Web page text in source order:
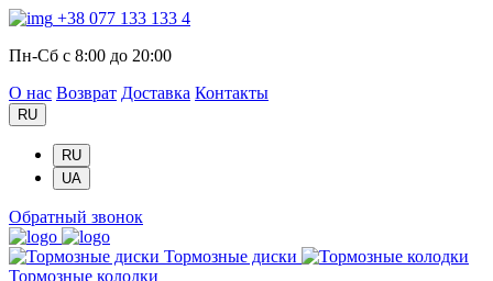
+38 077 133 133 4
Пн-Сб с 8:00 до 20:00
О нас Возврат Доставка Контакты
RU
RU
UA
Обратный звонок
Тормозные диски
Тормозные колодки